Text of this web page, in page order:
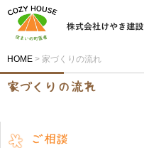
HOME > 家づくりの流れ
家づくりの流れ
ご相談